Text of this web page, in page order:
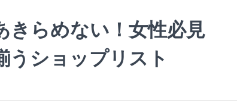
きらめない！女性必見
うショップリスト